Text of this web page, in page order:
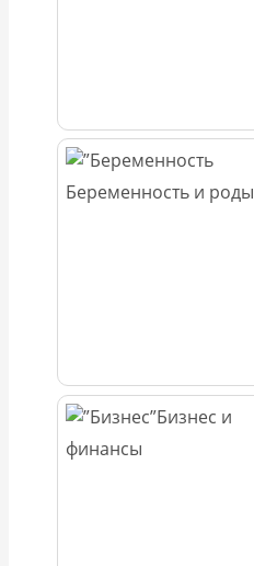
Беременность и роды
Бизнес и
финансы